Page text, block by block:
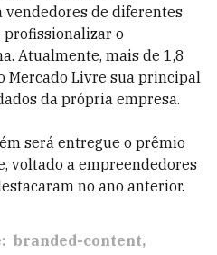
vendedores de diferentes
profissionalizar o
Atualmente, mais de 1,8
Mercado Livre sua principal
da própria empresa.
será entregue o prêmio
voltado a empreendedores
no ano anterior.
branded-content